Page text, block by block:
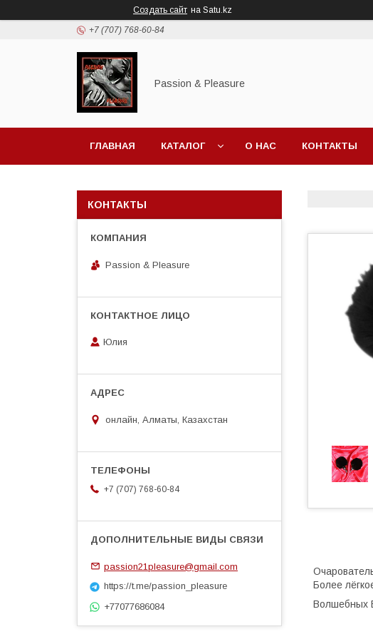
Создать сайт на Satu.kz
+7 (707) 768-60-84
Passion & Pleasure
ГЛАВНАЯ КАТАЛОГ О НАС КОНТАКТЫ
Более
Волшебных
КОНТАКТЫ
Passion & Pleasure
Юлия
онлайн, Алматы, Казахстан
+7 (707) 768-60-84
passion21pleasure@gmail.com
https://t.me/passion_pleasure
+77077686084